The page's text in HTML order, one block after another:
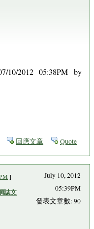
10/2012 05:38PM by
回應文章 Quote
]
誌文
July 10, 2012
05:39PM
發表文章數: 90